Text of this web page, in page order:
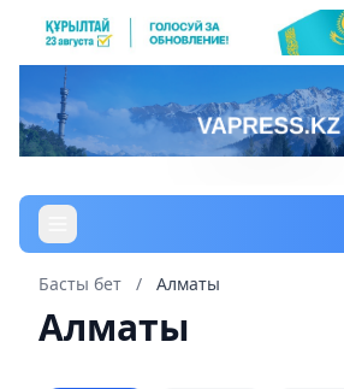
Басты бет / Алматы
Алматы